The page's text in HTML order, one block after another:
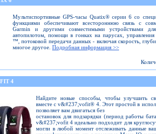
Мультиспортивные GPS-часы Quatix® серии 6 со
функциями обеспечивают всестороннюю связь с
Garmin и другими совместимыми устройствами для
автопилотом, помощи в гонках на парусах,
™, потоковой передачи данных - включая скорость,
многое другое. Подробная информация >>
4
Найдите новые способы, чтобы улучшить
вместе с v&#237;vofit® 4. Этот простой в
позволяет вам двигаться без
остановок для подзарядки (период работы
v&#237;vofit 4 идеально подходит для
могли в любой момент отслеживать данные